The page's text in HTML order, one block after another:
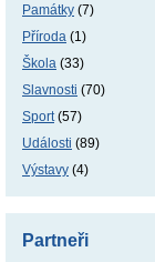
Památky (7)
Příroda (1)
Škola (33)
Slavnosti (70)
Sport(57)
Události (89)
Výstavy (4)
Partneři